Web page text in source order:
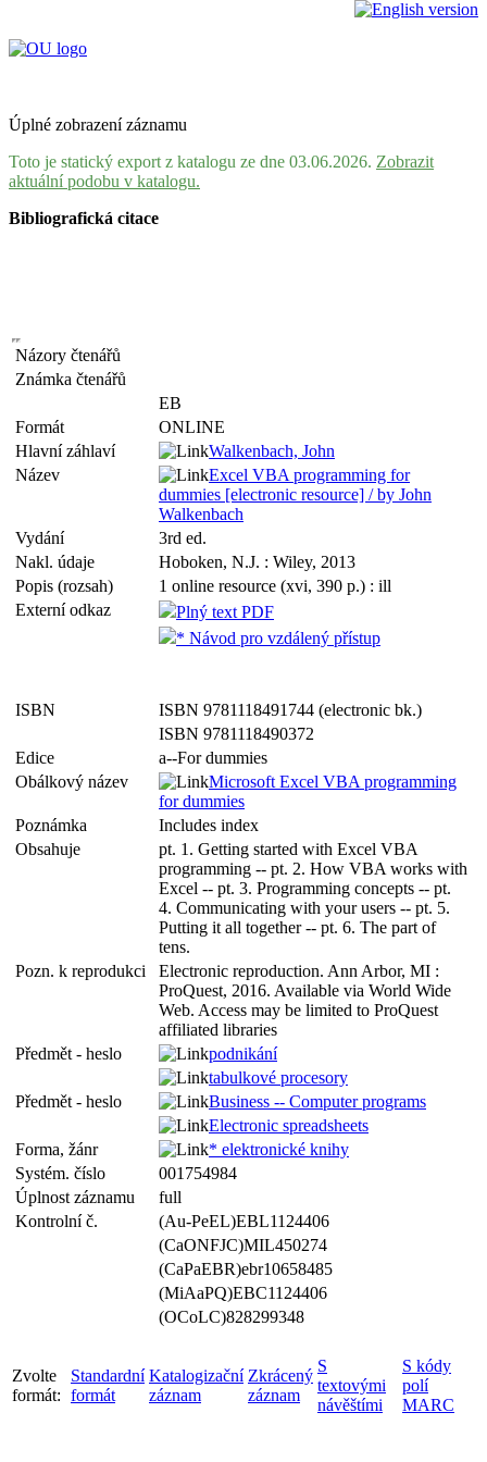
Úplné zobrazení záznamu
Toto je statický export z katalogu ze dne 03.06.2026. Zobrazit
aktuální podobu v katalogu.
Bibliografická citace
Názory čtenářů
Známka čtenářů
EB
Formát
ONLINE
Hlavní záhlaví
Walkenbach, John
Název
Excel VBA programming for
dummies [electronic resource] / by John
Walkenbach
Vydání
3rd ed.
Nakl. údaje
Hoboken, N.J. : Wiley, 2013
Popis (rozsah)
1 online resource (xvi, 390 p.) : ill
Externí odkaz
Plný text PDF
* Návod pro vzdálený přístup
ISBN
ISBN 9781118491744 (electronic bk.)
ISBN 9781118490372
Edice
a--For dummies
Obálkový název
Microsoft Excel VBA programming
for dummies
Poznámka
Includes index
Obsahuje
pt. 1. Getting started with Excel VBA
programming -- pt. 2. How VBA works with
Excel -- pt. 3. Programming concepts -- pt.
4. Communicating with your users -- pt. 5.
Putting it all together -- pt. 6. The part of
tens.
Pozn. k reprodukci
Electronic reproduction. Ann Arbor, MI :
ProQuest, 2016. Available via World Wide
Web. Access may be limited to ProQuest
affiliated libraries
Předmět - heslo
podnikání
tabulkové procesory
Předmět - heslo
Business -- Computer programs
Electronic spreadsheets
Forma, žánr
* elektronické knihy
Systém. číslo
001754984
Úplnost záznamu
full
Kontrolní č.
(Au-PeEL)EBL1124406
(CaONFJC)MIL450274
(CaPaEBR)ebr10658485
(MiAaPQ)EBC1124406
(OCoLC)828299348
Zvolte
formát:
Standardní
formát
Katalogizační
záznam
Zkrácený
záznam
S
textovými
návěštími
S kódy
polí
MARC